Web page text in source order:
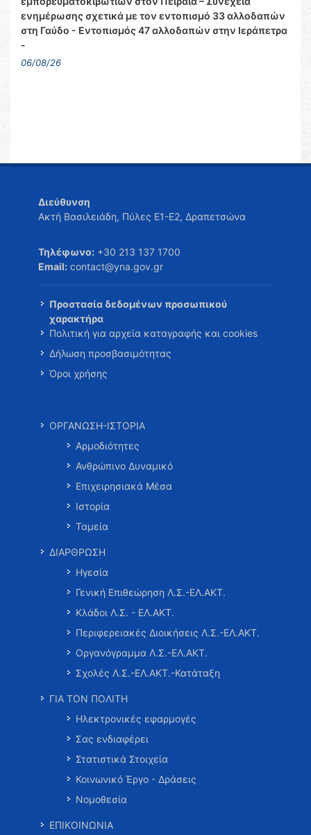
ενημέρωσης σχετικά με τον εντοπισμό 33 αλλοδαπών
στη Γαύδο - Εντοπισμός 47 αλλοδαπών στην Ιεράπετρα
-
06/08/26
Διεύθυνση
Ακτή Βασιλειάδη, Πύλες Ε1-Ε2, Δραπετσώνα
Τηλέφωνο: +30 213 137 1700
Email: contact@yna.gov.gr
Προστασία δεδομένων προσωπικού
χαρακτήρα
Πολιτική για αρχεία καταγραφής και cookies
Δήλωση προσβασιμότητας
Όροι χρήσης
ΟΡΓΑΝΩΣΗ-ΙΣΤΟΡΙΑ
Αρμοδιότητες
Ανθρώπινο Δυναμικό
Επιχειρησιακά Μέσα
Ιστορία
Ταμεία
ΔΙΑΡΘΡΩΣΗ
Ηγεσία
Γενική Επιθεώρηση Λ.Σ.-ΕΛ.ΑΚΤ.
Κλάδοι Λ.Σ. - ΕΛ.ΑΚΤ.
Περιφερειακές Διοικήσεις Λ.Σ.-ΕΛ.ΑΚΤ.
Οργανόγραμμα Λ.Σ.-ΕΛ.ΑΚΤ.
Σχολές Λ.Σ.-ΕΛ.ΑΚΤ.-Κατάταξη
ΓΙΑ ΤΟΝ ΠΟΛΙΤΗ
Ηλεκτρονικές εφαρμογές
Σας ενδιαφέρει
Στατιστικά Στοιχεία
Κοινωνικό Έργο - Δράσεις
Νομοθεσία
ΕΠΙΚΟΙΝΩΝΙΑ